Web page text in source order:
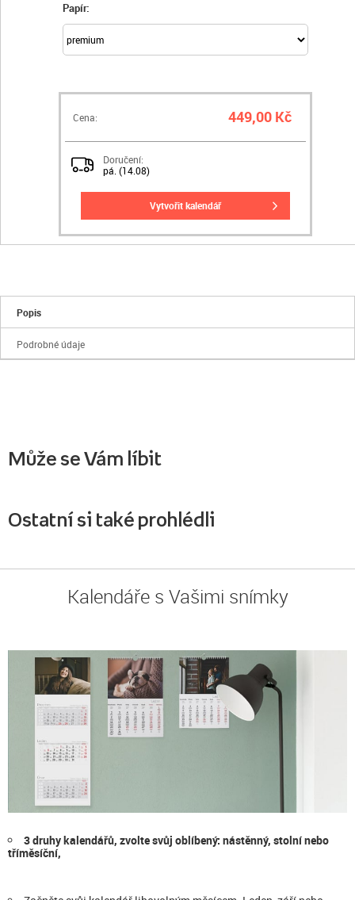
Papír:
Cena: 449,00 Kč
Doručení:
pá. (14.08)
vytvořit kalendář
Popis
Podrobné údaje
Může se Vám líbit
Ostatní si také prohlédli
Kalendáře s Vašimi snímky
3 druhy kalendářů, zvolte svůj oblíbený: nástěnný, stolní nebo
tříměsíční,